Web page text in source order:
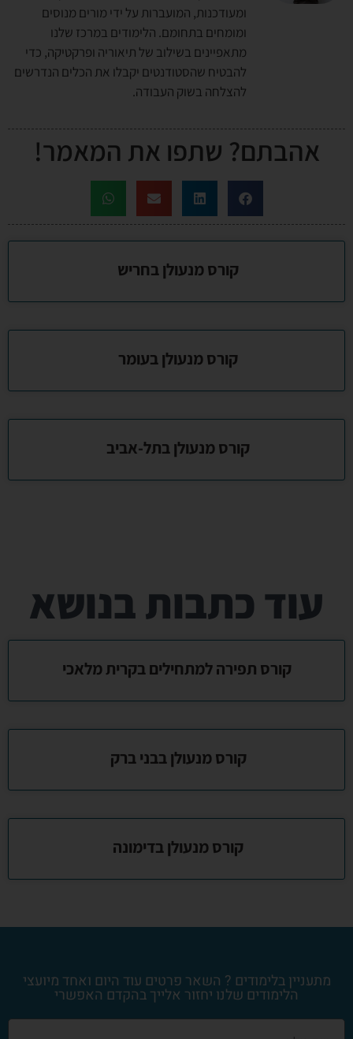
ומעודכנות, המועברות על ידי מורים מנוסים
ומומחים בתחומם. הלימודים במרכז שלנו
מתאפיינים בשילוב של תיאוריה ופרקטיקה, כדי
להבטיח שהסטודנטים יקבלו את הכלים הנדרשים
להצלחה בשוק העבודה.
אהבתם? שתפו את המאמר!
קורס מנעולן בחריש
קורס מנעולן בעומר
קורס מנעולן בתל-אביב
עוד כתבות בנושא
קורס תפירה למתחילים בקרית מלאכי
קורס מנעולן בבני ברק
קורס מנעולן בדימונה
מתעניין בלימודים ? השאר פרטים עוד היום ואחד מיועצי
הלימודים שלנו יחזור אלייך בהקדם האפשרי